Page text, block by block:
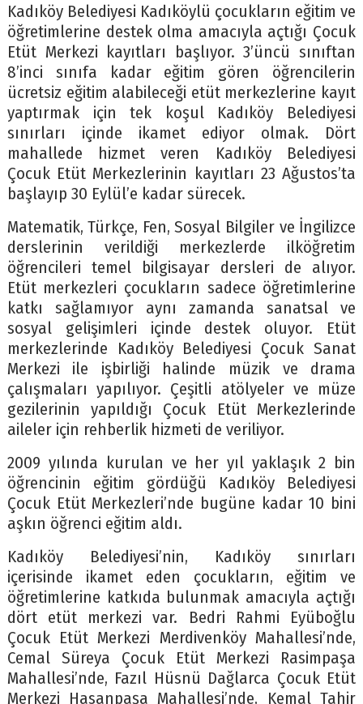
Kadıköy Belediyesi Kadıköylü çocukların eğitim ve
öğretimlerine destek olma amacıyla açtığı Çocuk
Etüt Merkezi kayıtları başlıyor. 3’üncü sınıftan
8’inci sınıfa kadar eğitim gören öğrencilerin
ücretsiz eğitim alabileceği etüt merkezlerine kayıt
yaptırmak için tek koşul Kadıköy Belediyesi
sınırları içinde ikamet ediyor olmak. Dört
mahallede hizmet veren Kadıköy Belediyesi
Çocuk Etüt Merkezlerinin kayıtları 23 Ağustos’ta
başlayıp 30 Eylül’e kadar sürecek.
Matematik, Türkçe, Fen, Sosyal Bilgiler ve İngilizce
derslerinin verildiği merkezlerde ilköğretim
öğrencileri temel bilgisayar dersleri de alıyor.
Etüt merkezleri çocukların sadece öğretimlerine
katkı sağlamıyor aynı zamanda sanatsal ve
sosyal gelişimleri içinde destek oluyor. Etüt
merkezlerinde Kadıköy Belediyesi Çocuk Sanat
Merkezi ile işbirliği halinde müzik ve drama
çalışmaları yapılıyor. Çeşitli atölyeler ve müze
gezilerinin yapıldığı Çocuk Etüt Merkezlerinde
aileler için rehberlik hizmeti de veriliyor.
2009 yılında kurulan ve her yıl yaklaşık 2 bin
öğrencinin eğitim gördüğü Kadıköy Belediyesi
Çocuk Etüt Merkezleri’nde bugüne kadar 10 bini
aşkın öğrenci eğitim aldı.
Kadıköy Belediyesi’nin, Kadıköy sınırları
içerisinde ikamet eden çocukların, eğitim ve
öğretimlerine katkıda bulunmak amacıyla açtığı
dört etüt merkezi var. Bedri Rahmi Eyüboğlu
Çocuk Etüt Merkezi Merdivenköy Mahallesi’nde,
Cemal Süreya Çocuk Etüt Merkezi Rasimpaşa
Mahallesi’nde, Fazıl Hüsnü Dağlarca Çocuk Etüt
Merkezi Hasanpaşa Mahallesi’nde, Kemal Tahir